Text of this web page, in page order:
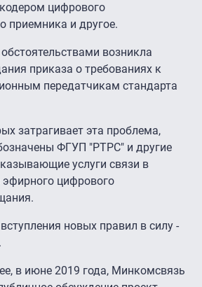
цифрового
приемника и другое.
возникла
приказа о требованиях к
передатчикам стандарта
затрагивает эта проблема,
ФГУП "РТРС" и другие
услуги связи в
эфирного цифрового
новых правил в силу -
в июне 2019 года, Минкомсвязь